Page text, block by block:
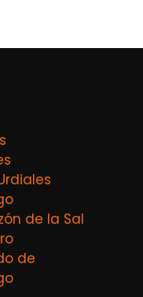
de la Sal
de